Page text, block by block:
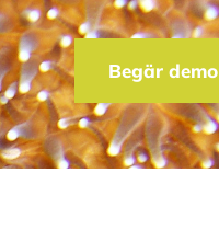
Begär demo